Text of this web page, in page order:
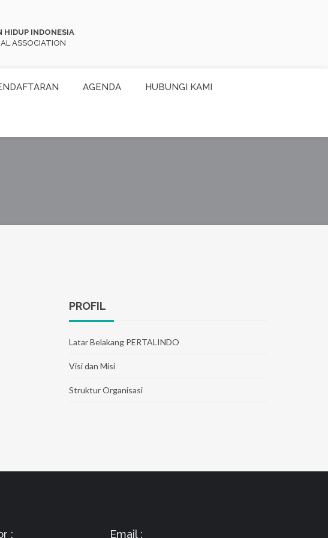
HIDUP INDONESIA
ASSOCIATION
AGENDA HUBUNGI KAMI
PROFIL
Latar Belakang PERTALINDO
Visi dan Misi
Struktur Organisasi
: Email :